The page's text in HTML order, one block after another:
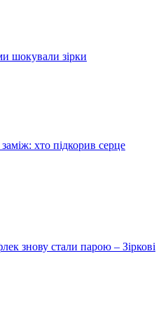
шокували зірки
хто підкорив серце
знову стали парою – Зіркові